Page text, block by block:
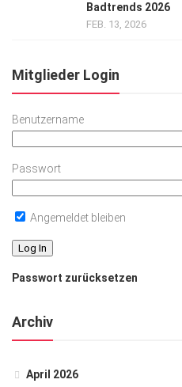
Badtrends 2026
FEB. 13, 2026
Mitglieder Login
Benutzername
Passwort
Angemeldet bleiben
Passwort zurücksetzen
Archiv
April 2026